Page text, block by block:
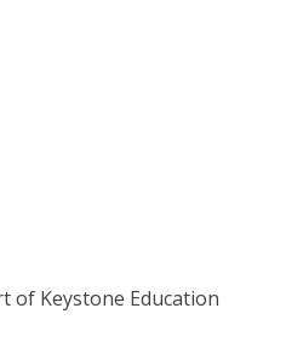
of Keystone Education